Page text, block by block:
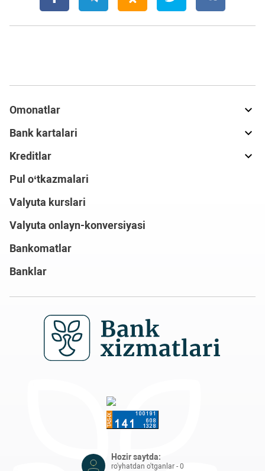
Omonatlar
Bank kartalari
Kreditlar
Pul o‘tkazmalari
Valyuta kurslari
Valyuta onlayn-konversiyasi
Bankomatlar
Banklar
Hozir saytda:
ro'yhatdan o'tganlar - 0